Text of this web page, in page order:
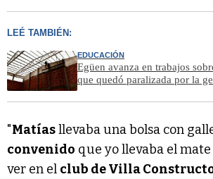
LEÉ TAMBIÉN:
EDUCACIÓN
Egüen avanza en trabajos
que quedó paralizada por la
"Matíasllevaba una bolsa con
convenido que yo llevaba el
ver en el club de Villa